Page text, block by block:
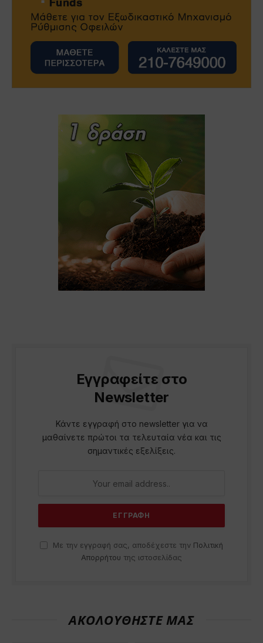
Εγγραφείτε στο
Newsletter
Κάντε εγγραφή στο newsletter για να
μαθαίνετε πρώτοι τα τελευταία νέα και τις
σημαντικές εξελίξεις.
Με την εγγραφή σας, αποδέχεστε την Πολιτική
Απορρήτου της ιστοσελίδας
ΑΚΟΛΟΥΘΗΣΤΕ ΜΑΣ